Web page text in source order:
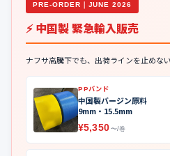
PRE-ORDER｜JUNE 2026
⚡ 中国製 緊急輸入販売
ナフサ高騰下でも、出荷ラインを止めない
PPバンド
中国製バージン原料
9mm・15.5mm
¥5,350 〜/巻